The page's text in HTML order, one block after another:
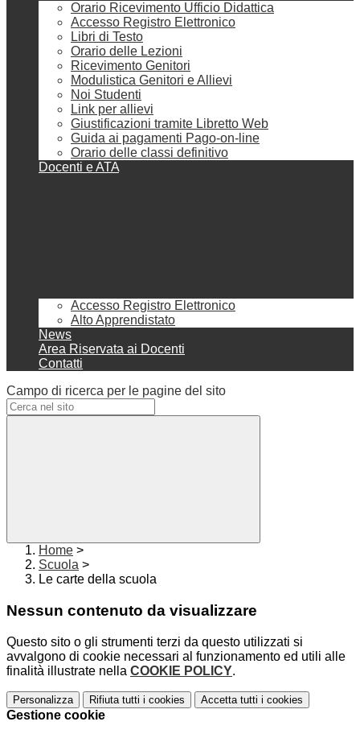
Orario Ricevimento Ufficio Didattica
Accesso Registro Elettronico
Libri di Testo
Orario delle Lezioni
Ricevimento Genitori
Modulistica Genitori e Allievi
Noi Studenti
Link per allievi
Giustificazioni tramite Libretto Web
Guida ai pagamenti Pago-on-line
Orario delle classi definitivo
Docenti e ATA
Accesso Registro Elettronico
Alto Apprendistato
News
Area Riservata ai Docenti
Contatti
Campo di ricerca per le pagine del sito
Home >
Scuola >
Le carte della scuola
Nessun contenuto da visualizzare
Questo sito o gli strumenti terzi da questo utilizzati si
avvalgono di cookie necessari al funzionamento ed utili alle
finalità illustrate nella COOKIE POLICY.
Personalizza Rifiuta tutti i cookies Accetta tutti i cookies
Gestione cookie